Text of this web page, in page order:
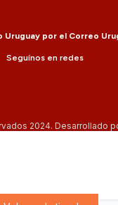
Uruguay por el Correo
Seguínos en redes
2024. Desarrollado